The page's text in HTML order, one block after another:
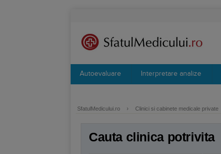
Autoevaluare Interpretare analize
SfatulMedicului.ro › Clinici si cabinete medicale private
Cauta clinica potrivita